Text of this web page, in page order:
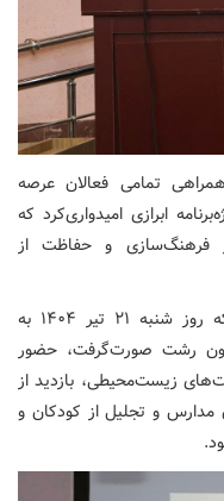
تمامی فعالان عرصه
ابرازی امیدواری‌کرد که
فرهنگ‌سازی و حفاظت از
پایان‌بخش ویژه‌برنامه«زمین ما، دل ما» که روز شنبه ۲۱ تیر ۱۴۰۴ به
مرکز فرهنگی هنری شماره ۳ کانون رشت صورت‌گرفت، حضور
زیست‌محیطی، بازدید از
و تجلیل از کودکان و